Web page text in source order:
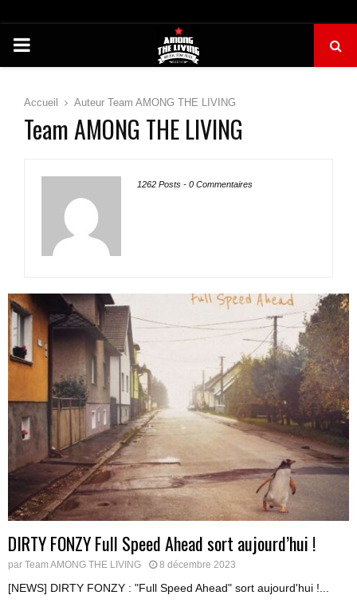
PRIMARY
Accueil Auteur Team AMONG THE LIVING
Team AMONG THE LIVING
1262 Posts - 0 Commentaires
DIRTY FONZY Full Speed Ahead sort aujourd’hui !
par Team AMONG THE LIVING 8 décembre 2023
[NEWS] DIRTY FONZY : "Full Speed Ahead" sort aujourd'hui !...